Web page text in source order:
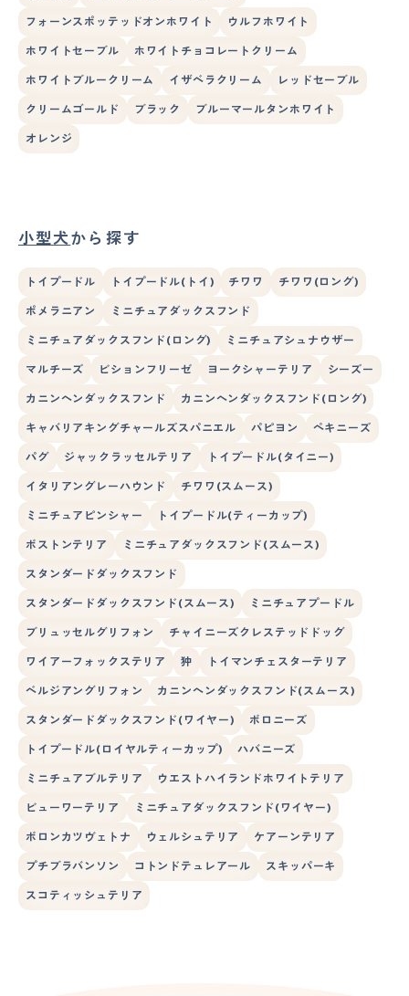
フォーンスポッテッドオンホワイト ウルフホワイト
ホワイトセーブル ホワイトチョコレートクリーム
ホワイトブルークリーム イザベラクリーム レッドセーブル
クリームゴールド ブラック ブルーマールタンホワイト
オレンジ
小型犬から探す
トイプードル トイプードル(トイ) チワワ チワワ(ロング)
ポメラニアン ミニチュアダックスフンド
ミニチュアダックスフンド(ロング) ミニチュアシュナウザー
マルチーズ ビションフリーゼ ヨークシャーテリア シーズー
カニンヘンダックスフンド カニンヘンダックスフンド(ロング)
キャバリアキングチャールズスパニエル パピヨン ペキニーズ
パグ ジャックラッセルテリア トイプードル(タイニー)
イタリアングレーハウンド チワワ(スムース)
ミニチュアピンシャー トイプードル(ティーカップ)
ボストンテリア ミニチュアダックスフンド(スムース)
スタンダードダックスフンド
スタンダードダックスフンド(スムース) ミニチュアプードル
ブリュッセルグリフォン チャイニーズクレステッドドッグ
ワイアーフォックステリア 狆 トイマンチェスターテリア
ベルジアングリフォン カニンヘンダックスフンド(スムース)
スタンダードダックスフンド(ワイヤー) ボロニーズ
トイプードル(ロイヤルティーカップ) ハバニーズ
ミニチュアブルテリア ウエストハイランドホワイトテリア
ビューワーテリア ミニチュアダックスフンド(ワイヤー)
ボロンカツヴェトナ ウェルシュテリア ケアーンテリア
プチブラバンソン コトンドテュレアール スキッパーキ
スコティッシュテリア